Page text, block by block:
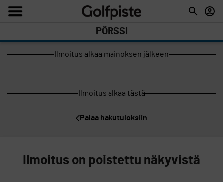
PÖRSSI
Ilmoitus alkaa mainoksen jälkeen
Ilmoitus alkaa tästä
Palaa hakutuloksiin
Ilmoitus on poistettu näkyvistä